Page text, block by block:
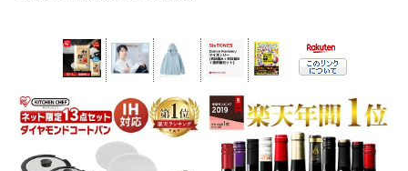
王も４０秒の回答時間では大苦戦
の超難問です。番組名東大王★生
放送2時間!あなたは東...